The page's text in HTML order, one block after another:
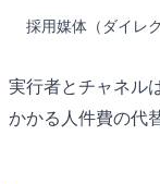
採用媒体（ダイレ
実行者とチャネル
かかる人件費の代